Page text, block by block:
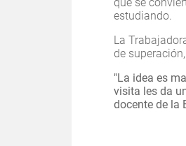
que se
estudiando.
La
de
"La idea es
visita les da
docente de la